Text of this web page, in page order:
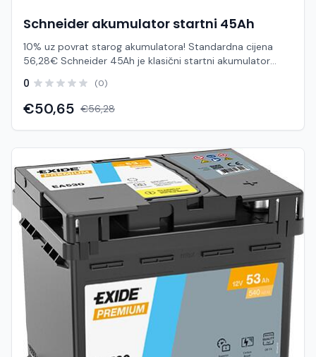
Schneider akumulator startni 45Ah
10% uz povrat starog akumulatora! Standardna cijena
56,28€ Schneider 45Ah je klasični startni akumulator
električnih potrošača. Zahvaljujući pouzdanoj konstrukciji i
Ca/Ca (kalcij–kalcij) tehnologiji, pruža stabilan start
motora i dugotrajan rad bez potrebe za održavanjem.
Ovaj tip akumulatora koristi se kao standardno rješenje za
svakodnevnu vožnju, uz dobru otpornost na vibracije i
promjene temperature. Često se koristi i kao OEM (prva
ugradnja) u vozilima, što potvrđuje njegovu pouzdanost u
praksi Karakteristike: Brand: Schneider Tip: startni
akumulator (auto) Napon: 12 V Kapacitet: 45 Ah Startna
struja: cca 380 A (EN) Tehnologija: Ca/Ca (bez
održavanja) Dimenzije: cca 210 × 175 × 175 mm Polarnost:
standardna (ovisno o modelu) Prednosti: Pouzdan start
motora u svim uvjetima Bez održavanja (sealed
konstrukcija) Stabilne performanse i dug vijek trajanja
Dobra otpornost na vibracije Odličan omjer cijene i
kvalitete Primjena: Osobna vozila (benzinski i manji dizelski
motori) Vozila s osnovnim električnim opterećenjem
Zamjena originalnog akumulatora Napomena: Kod
odabira akumulatora važno je provjeriti: dimenzije (da
0 (0)
€50,65 €56,28